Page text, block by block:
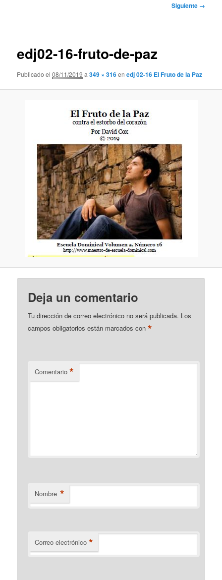
Siguiente →
edj02-16-fruto-de-paz
Publicado el 08/11/2019 a349 × 316enedj 02-16 El Fruto de la Paz
Deja un comentario
Tu dirección de correo electrónico no será publicada. Los
campos obligatorios están marcados con*
Comentario *
Nombre *
Correo electrónico *